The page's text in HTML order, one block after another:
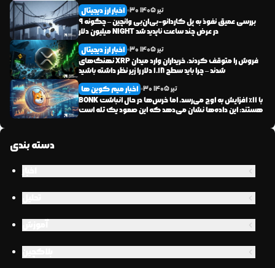
اخبار ارز دیجیتال 30 تیر1405
بررسی عمیق نفوذ به پل کاردانو-بی‌ان‌بی وانچین – چگونه ۹
میلیون دلار NIGHT در عرض چند ساعت ناپدید شد
اخبار ارز دیجیتال 30 تیر1405
نهنگ‌های XRP فروش را متوقف کردند، خریداران وارد میدان
شدند – چرا باید سطح ۱.۱۸ دلار را زیر نظر داشته باشید
اخبار میم کوین ها 30 تیر1405
BONK با ۱۱٪ افزایش به اوج می‌رسد، اما خرس‌ها در حال انباشت
هستند: این داده‌ها نشان می‌دهد که این صعود یک تله است
دسته بندی